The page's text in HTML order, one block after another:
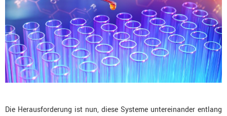
Die Herausforderung ist nun, diese Systeme untereinander entlang